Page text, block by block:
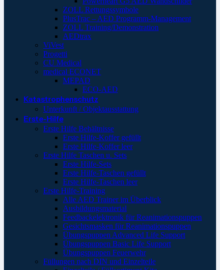
ZOLL Rettungssymbole
PlusTrac – AED Programm-Management
ZOLL Training/Demonstration
AEDtrax
ViVest
Progetti
CU Medical
medical ECONET
MEPAD
ECO-AED
Katastrophenschutz
Unterkunft / Objektausstattung
Erste-Hilfe
Erste Hilfe Behältnisse
Erste Hilfe-Koffer gefüllt
Erste Hilfe-Koffer leer
Erste Hilfe Taschen u. Sets
Erste Hilfe-Sets
Erste Hilfe-Taschen gefüllt
Erste Hilfe-Taschen leer
Erste Hilfe-Training
Alle AED Trainer im Überblick
Ausbildungsmaterial
Feedbackelektronik für Reanimationspuppen
Gesichtsmasken für Reanimationspuppen
Übungspuppen Advanced Life Support
Übungspuppen Basic Life Support
Übungspuppen Feuerwehr
Füllungen nach DIN und Einzelteile